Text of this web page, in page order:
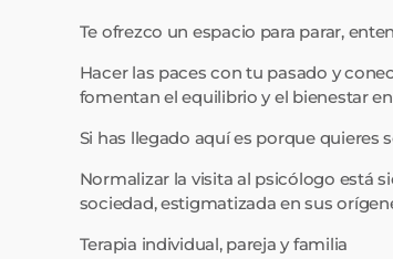
Te ofrezco un espacio para parar,
Hacer las paces con tu pasado y
fomentan el equilibrio y el bienestar
Si has llegado aquí es porque quieres
Normalizar la visita al psicólogo está
sociedad, estigmatizada en sus
Terapia individual, pareja y familia